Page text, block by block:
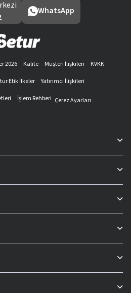
WhatsApp
2026 Kalite Müşteri İlişkileri
KVKK
Etik İlkeler
Yatırımcı İlişkileri
İşlem Rehberi Çerez Ayarları